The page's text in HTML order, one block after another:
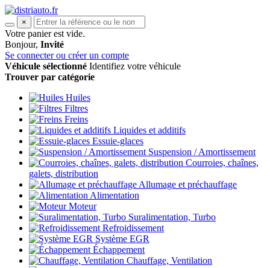
×
Votre panier est vide.
Bonjour, Invité
Se connecter ou créer un compte
Véhicule sélectionné Identifiez votre véhicule
Trouver par catégorie
Huiles
Filtres
Freins
Liquides et additifs
Essuie-glaces
Suspension / Amortissement
Courroies, chaînes,
galets, distribution
Allumage et préchauffage
Alimentation
Moteur
Suralimentation, Turbo
Refroidissement
Système EGR
Échappement
Chauffage, Ventilation